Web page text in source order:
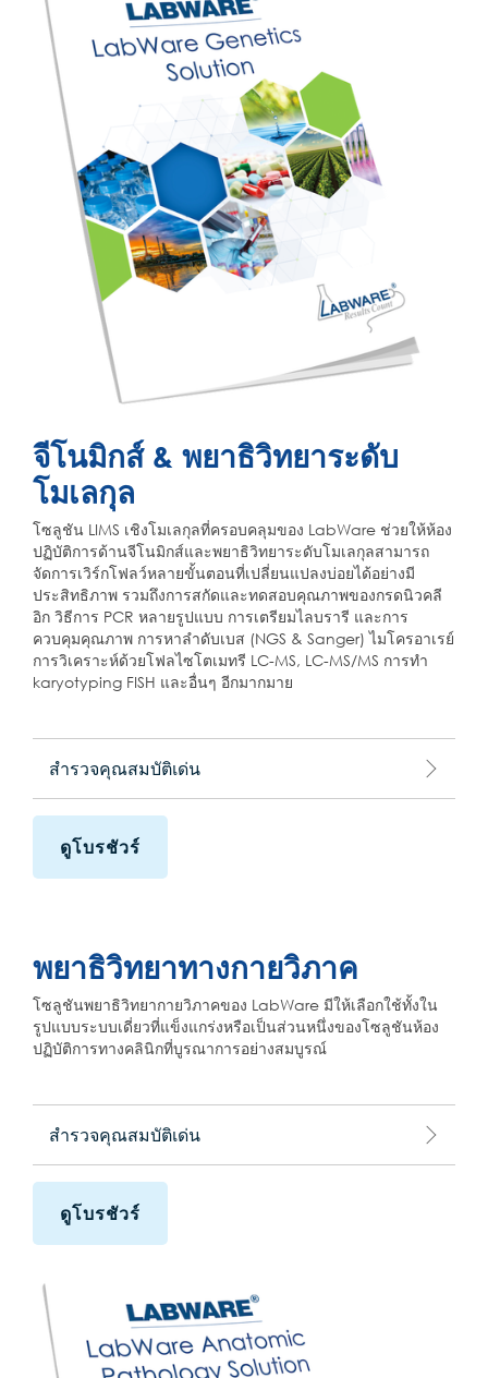
จีโนมิกส์ & พยาธิวิทยาระดับ
โมเลกุล
โซลูชัน LIMS เชิงโมเลกุลที่ครอบคลุมของ LabWare ช่วยให้ห้อง
ปฏิบัติการด้านจีโนมิกส์และพยาธิวิทยาระดับโมเลกุลสามารถ
จัดการเวิร์กโฟลว์หลายขั้นตอนที่เปลี่ยนแปลงบ่อยได้อย่างมี
ประสิทธิภาพ รวมถึงการสกัดและทดสอบคุณภาพของกรดนิวคลี
อิก วิธีการ PCR หลายรูปแบบ การเตรียมไลบรารี และการ
ควบคุมคุณภาพ การหาลำดับเบส (NGS & Sanger) ไมโครอาเรย์
การวิเคราะห์ด้วยโฟลไซโตเมทรี LC-MS, LC-MS/MS การทำ
karyotyping FISH และอื่นๆ อีกมากมาย
สำรวจคุณสมบัติเด่น
ดูโบรชัวร์
พยาธิวิทยาทางกายวิภาค
โซลูชันพยาธิวิทยากายวิภาคของ LabWare มีให้เลือกใช้ทั้งใน
รูปแบบระบบเดี่ยวที่แข็งแกร่งหรือเป็นส่วนหนึ่งของโซลูชันห้อง
ปฏิบัติการทางคลินิกที่บูรณาการอย่างสมบูรณ์
สำรวจคุณสมบัติเด่น
ดูโบรชัวร์